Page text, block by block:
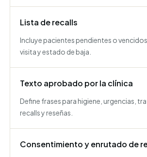
Lista de recalls
Incluye pacientes pendientes o
visita y estado de baja.
Texto aprobado por la clínica
Define frases para higiene, urgencias,
recalls y reseñas.
Consentimiento y enrutado de